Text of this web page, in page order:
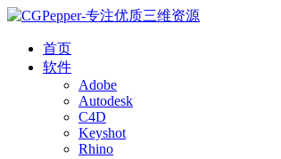
首页
软件
Adobe
Autodesk
C4D
Keyshot
Rhino